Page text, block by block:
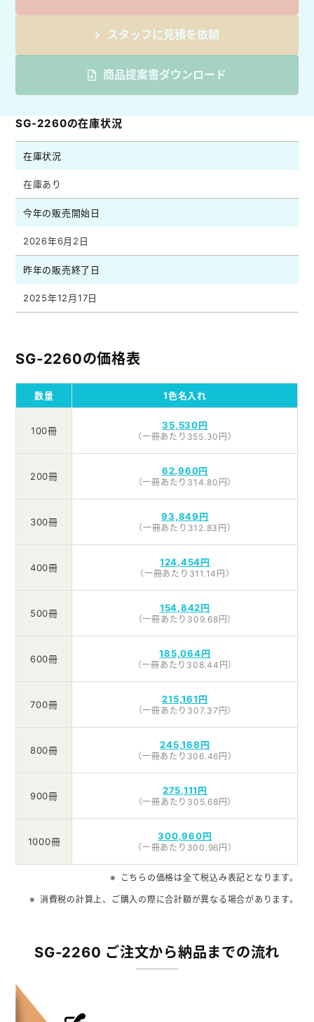
スタッフに見積を依頼
商品提案書ダウンロード
SG-2260の在庫状況
在庫状況
在庫あり
今年の販売開始日
2026年6月2日
昨年の販売終了日
2025年12月17日
SG-2260の価格表
数量 1色名入れ
100冊 35,530円
（一冊あたり355.30円）
200冊 62,960円
（一冊あたり314.80円）
300冊 93,849円
（一冊あたり312.83円）
400冊 124,454円
（一冊あたり311.14円）
500冊 154,842円
（一冊あたり309.68円）
600冊 185,064円
（一冊あたり308.44円）
700冊 215,161円
（一冊あたり307.37円）
800冊 245,168円
（一冊あたり306.46円）
900冊 275,111円
（一冊あたり305.68円）
1000冊 300,960円
（一冊あたり300.96円）
こちらの価格は全て税込み表記となります。
消費税の計算上、ご購入の際に合計額が異なる場合があります。
SG-2260 ご注文から納品までの流れ